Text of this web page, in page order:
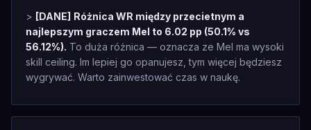
> [DANE] Różnica WR między przecietnym a
najlepszym graczem Mel to 6.02 pp (50.1% vs
56.12%). To duża różnica — oznacza ze Mel ma wysoki
skill ceiling. Im lepiej go opanujesz, tym więcej będziesz
wygrywać. Warto zainwestować czas w naukę.